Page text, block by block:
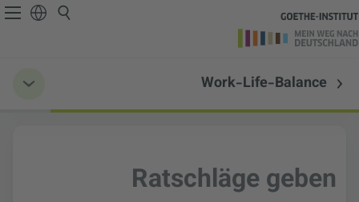
Work-Life-Balance
Ratschläge geben